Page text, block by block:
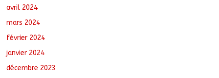
avril 2024
mars 2024
février 2024
janvier 2024
décembre 2023